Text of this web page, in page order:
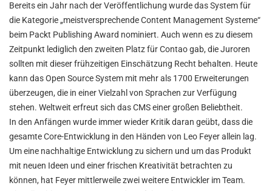
Bereits ein Jahr nach der Veröffentlichung wurde das System für
die Kategorie „meistversprechende Content Management Systeme“
beim Packt Publishing Award nominiert. Auch wenn es zu diesem
Zeitpunkt lediglich den zweiten Platz für Contao gab, die Juroren
sollten mit dieser frühzeitigen Einschätzung Recht behalten. Heute
kann das Open Source System mit mehr als 1700 Erweiterungen
überzeugen, die in einer Vielzahl von Sprachen zur Verfügung
stehen. Weltweit erfreut sich das CMS einer großen Beliebtheit.
In den Anfängen wurde immer wieder Kritik daran geübt, dass die
gesamte Core-Entwicklung in den Händen von Leo Feyer allein lag.
Um eine nachhaltige Entwicklung zu sichern und um das Produkt
mit neuen Ideen und einer frischen Kreativität betrachten zu
können, hat Feyer mittlerweile zwei weitere Entwickler im Team.